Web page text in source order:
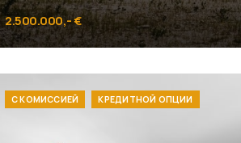
2.500.000,- €
С КОМИССИЕЙ КРЕДИТНОЙ ОПЦИИ